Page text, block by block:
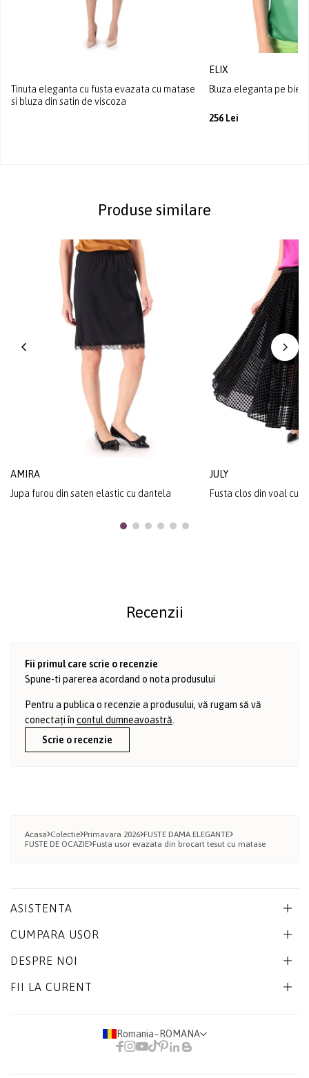
Tinuta eleganta cu fusta evazata cu matase
si bluza din satin de viscoza
ELIX
Bluza eleganta pe bie
256 Lei
Produse similare
AMIRA
Jupa furou din saten elastic cu dantela
JULY
Fusta clos din voal cu
Recenzii
Fii primul care scrie o recenzie
Spune-ti parerea acordand o nota produsului
Pentru a publica o recenzie a produsului, vă rugam să vă
conectați în contul dumneavoastră
Scrie o recenzie
Acasa Colectie Primavara 2026 FUSTE DAMA ELEGANTE
FUSTE DE OCAZIE Fusta usor evazata din brocart tesut cu matase
ASISTENTA
CUMPARA USOR
DESPRE NOI
FII LA CURENT
Romania− ROMANA